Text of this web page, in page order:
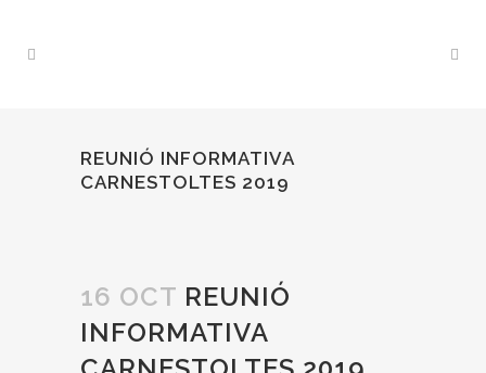
REUNIÓ INFORMATIVA
CARNESTOLTES 2019
16 OCT REUNIÓ
INFORMATIVA